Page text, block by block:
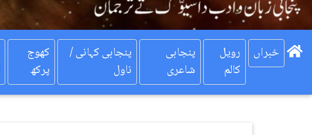
کھوج
پرکھ
پنجابی کہانی /
ناول
پنجابی
شاعری
رویل
کالم
خبراں